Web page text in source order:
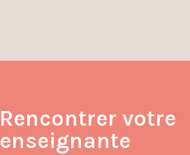
Rencontrer votre
enseignante